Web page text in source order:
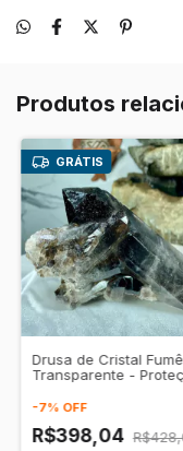
Produtos
GRÁTIS
Drusa de Cristal Fumê
Transparente -
-7% OFF
R$398,04